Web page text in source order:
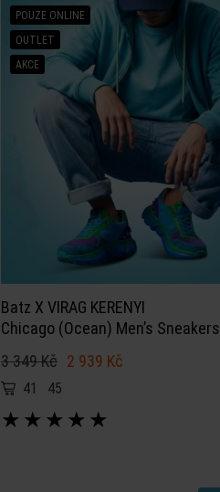
POUZE ONLINE
OUTLET
AKCE
Batz X VIRAG KERENYI
Chicago (Ocean) Men’s Sneakers
3 349 Kč 2 939 Kč
41 45
★ ★ ★ ★ ★